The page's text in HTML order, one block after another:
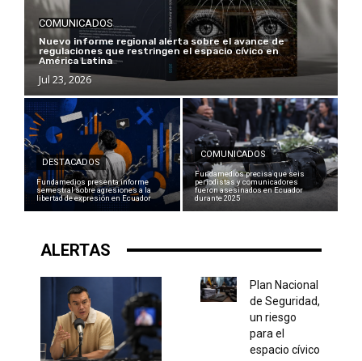
COMUNICADOS
Nuevo informe regional alerta sobre el avance de
regulaciones que restringen el espacio cívico en
América Latina
Jul 23, 2026
DESTACADOS
Fundamedios presenta informe
semestral sobre agresiones a la
libertad de expresión en Ecuador
COMUNICADOS
Fundamedios precisa que seis
periodistas y comunicadores
fueron asesinados en Ecuador
durante 2025
ALERTAS
Plan Nacional
de Seguridad,
un riesgo
para el
espacio cívico